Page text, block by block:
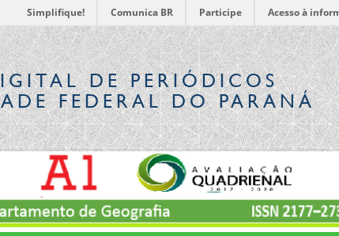
Simplifique! Comunica BR Participe Acesso à
DE PERIÓDICOS
FEDERAL DO PARANÁ